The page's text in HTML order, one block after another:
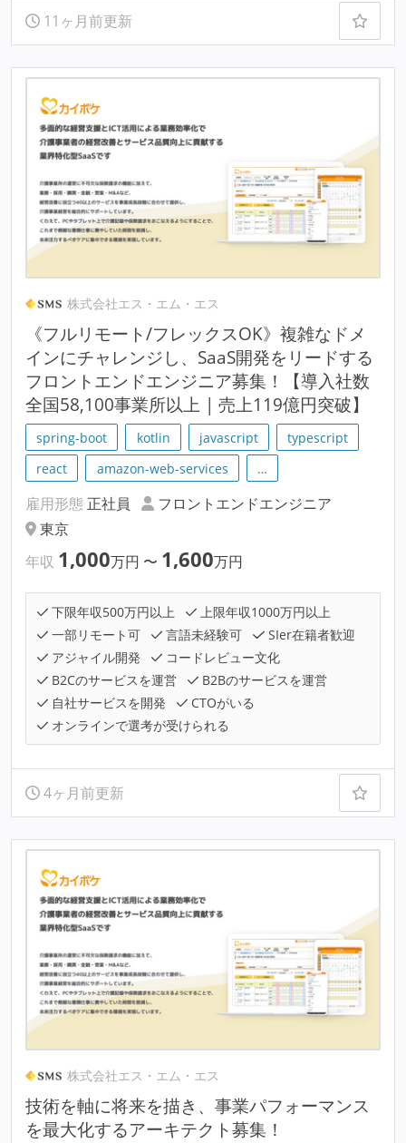
11ヶ月前更新
株式会社エス・エム・エス
《フルリモート/フレックスOK》複雑なドメ
インにチャレンジし、SaaS開発をリードする
フロントエンドエンジニア募集！【導入社数
全国58,100事業所以上 | 売上119億円突破】
spring-boot kotlin javascript
typescript
react
amazon-web-services …
雇用形態 正社員
フロントエンドエンジニア
東京
年収 1,000万円 〜 1,600万円
下限年収500万円以上
上限年収1000万円以上
一部リモート可
言語未経験可
SIer在籍者歓迎
アジャイル開発
コードレビュー文化
B2Cのサービスを運営
B2Bのサービスを運営
自社サービスを開発
CTOがいる
オンラインで選考が受けられる
4ヶ月前更新
株式会社エス・エム・エス
技術を軸に将来を描き、事業パフォーマンス
を最大化するアーキテクト募集！